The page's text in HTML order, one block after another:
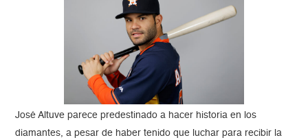
José Altuve parece predestinado a hacer historia en los
diamantes, a pesar de haber tenido que luchar para recibir la